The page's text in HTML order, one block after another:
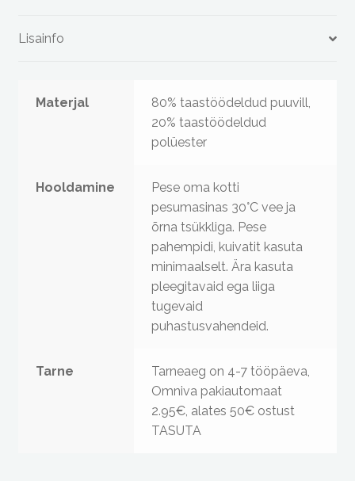
Lisainfo
Materjal
80% taastöödeldud puuvill,
20% taastöödeldud
polüester
Hooldamine
Pese oma kotti
pesumasinas 30°C vee ja
õrna tsükkliga. Pese
pahempidi, kuivatit kasuta
minimaalselt. Ära kasuta
pleegitavaid ega liiga
tugevaid
puhastusvahendeid.
Tarne
Tarneaeg on 4-7 tööpäeva,
Omniva pakiautomaat
2.95€, alates 50€ ostust
TASUTA